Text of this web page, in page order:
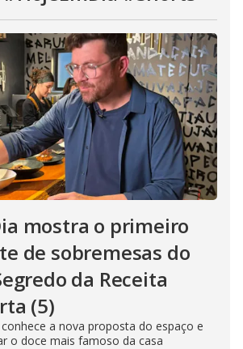
mostra o primeiro
de sobremesas do
da Receita
(5)
a nova proposta do espaço e
o doce mais famoso da casa